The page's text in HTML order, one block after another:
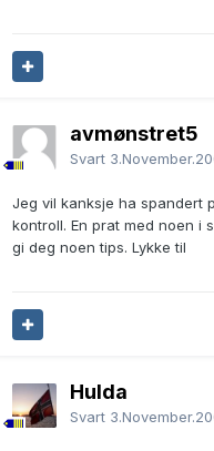
avmønstret5
Svart
Jeg vil kanksje ha spandert
kontroll. En prat med noen i
gi deg noen tips. Lykke til
Hulda
Svart